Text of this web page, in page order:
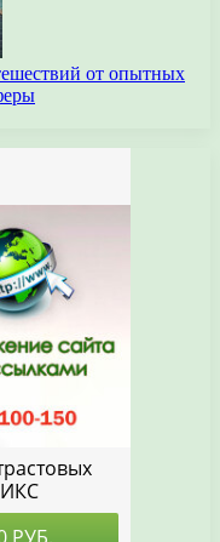
от опытных